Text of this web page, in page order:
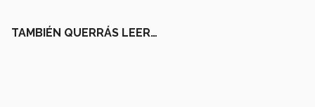
TAMBIÉN QUERRÁS LEER…